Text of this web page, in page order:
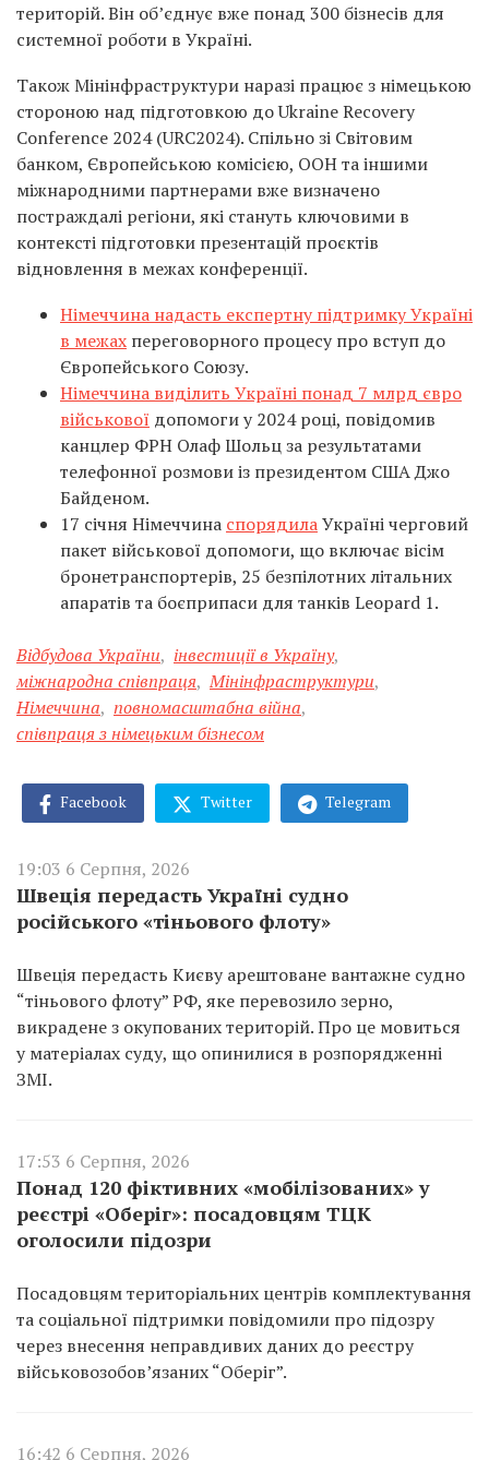
територій. Він обʼєднує вже понад 300 бізнесів для
системної роботи в Україні.
Також Мінінфраструктури наразі працює з німецькою
стороною над підготовкою до Ukraine Recovery
Conference 2024 (URC2024). Спільно зі Світовим
банком, Європейською комісією, ООН та іншими
міжнародними партнерами вже визначено
постраждалі регіони, які стануть ключовими в
контексті підготовки презентацій проєктів
відновлення в межах конференції.
Німеччина надасть експертну підтримку Україні
в межах переговорного процесу про вступ до
Європейського Союзу.
Німеччина виділить Україні понад 7 млрд євро
військової допомоги у 2024 році, повідомив
канцлер ФРН Олаф Шольц за результатами
телефонної розмови із президентом США Джо
Байденом.
17 січня Німеччина спорядилаУкраїні черговий
пакет військової допомоги, що включає вісім
бронетранспортерів, 25 безпілотних літальних
апаратів та боєприпаси для танків Leopard 1.
Відбудова України, інвестиції в Україну,
міжнародна співпраця, Мінінфраструктури,
Німеччина, повномасштабна війна,
співпраця з німецьким бізнесом
Facebook Twitter Telegram
19:03 6 Серпня, 2026
Швеція передасть Україні судно
російського «тіньового флоту»
Швеція передасть Києву арештоване вантажне судно
“тіньового флоту” РФ, яке перевозило зерно,
викрадене з окупованих територій. Про це мовиться
у матеріалах суду, що опинилися в розпорядженні
ЗМІ.
17:53 6 Серпня, 2026
Понад 120 фіктивних «мобілізованих» у
реєстрі «Оберіг»: посадовцям ТЦК
оголосили підозри
Посадовцям територіальних центрів комплектування
та соціальної підтримки повідомили про підозру
через внесення неправдивих даних до реєстру
військовозобов’язаних “Оберіг”.
16:42 6 Серпня, 2026